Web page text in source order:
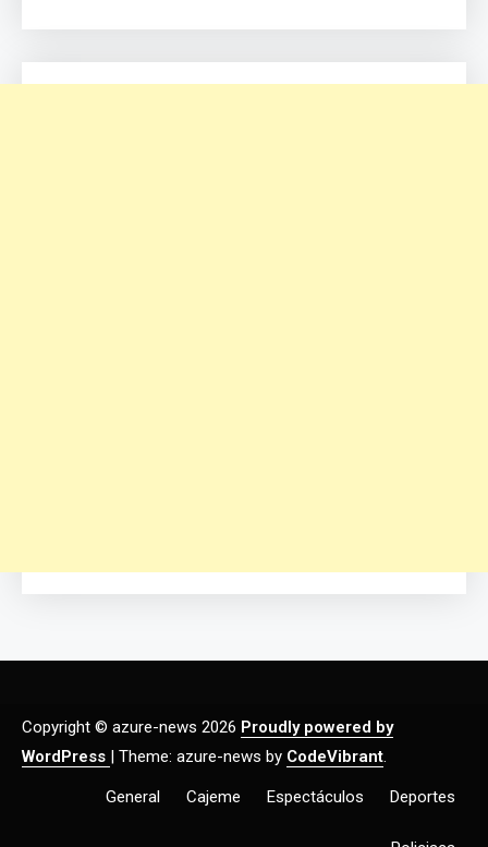
Copyright © azure-news 2026 Proudly powered by
WordPress | Theme: azure-news by CodeVibrant.
General Cajeme Espectáculos Deportes